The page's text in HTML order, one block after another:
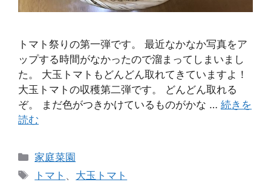
トマト祭りの第一弾です。 最近なかなか写真をア
ップする時間がなかったので溜まってしまいまし
た。 大玉トマトもどんどん取れてきていますよ！
大玉トマトの収穫第二弾です。 どんどん取れる
ぞ。 まだ色がつきかけているものがかな … 続きを
読む
カ
テ
家庭菜園
タ
トマト 、 大玉トマト